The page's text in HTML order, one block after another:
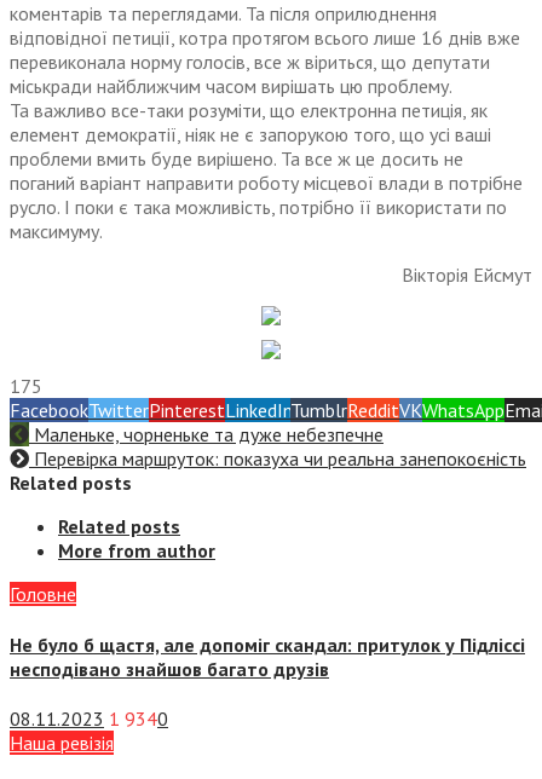
коментарів та переглядами. Та після оприлюднення
відповідної петиції, котра протягом всього лише 16 днів вже
перевиконала норму голосів, все ж віриться, що депутати
міськради найближчим часом вирішать цю проблему.
Та важливо все-таки розуміти, що електронна петиція, як
елемент демократії, ніяк не є запорукою того, що усі ваші
проблеми вмить буде вирішено. Та все ж це досить не
поганий варіант направити роботу місцевої влади в потрібне
русло. І поки є така можливість, потрібно її використати по
максимуму.
Вікторія Ейсмут
175
FacebookTwitterPinterestLinkedInTumblrRedditVKWhatsApp
Маленьке, чорненьке та дуже небезпечне
Перевірка маршруток: показуха чи реальна занепокоєність
Related posts
Related posts
More from author
Головне
Не було б щастя, але допоміг скандал: притулок у Підліссі
несподівано знайшов багато друзів
08.11.2023 1 9340
Наша ревізія